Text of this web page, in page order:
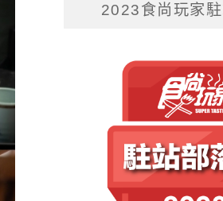
2023食尚玩家